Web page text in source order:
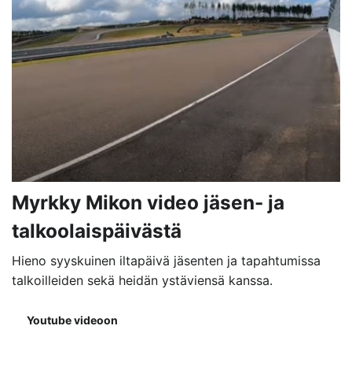
Myrkky Mikon video jäsen- ja
talkoolaispäivästä
Hieno syyskuinen iltapäivä jäsenten ja tapahtumissa
talkoilleiden sekä heidän ystäviensä kanssa.
Youtube videoon